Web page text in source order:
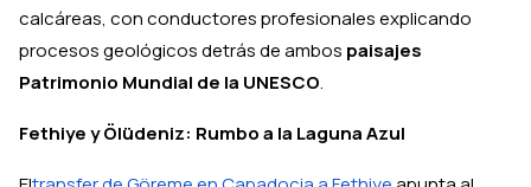
calcáreas, con conductores profesionales explicando
procesos geológicos detrás de ambos paisajes
Patrimonio Mundial de la UNESCO.
Fethiye y Ölüdeniz: Rumbo a la Laguna Azul